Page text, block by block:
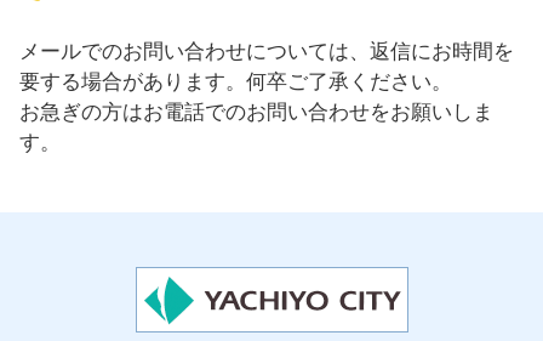
メールでのお問い合わせについては、返信にお時間を
要する場合があります。何卒ご了承ください。
お急ぎの方はお電話でのお問い合わせをお願いしま
す。